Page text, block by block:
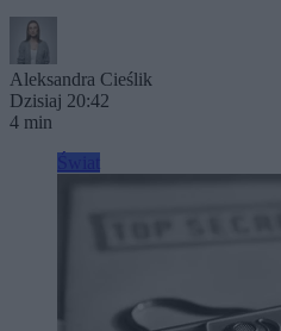
Aleksandra Cieślik
Dzisiaj 20:42
4 min